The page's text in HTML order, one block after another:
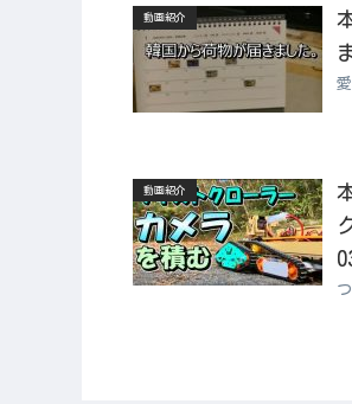
動画紹介
動画紹介